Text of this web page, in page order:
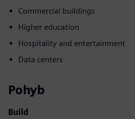
Commercial buildings
Higher education
Hospitality and entertainment
Data centers
Pohyb
Build